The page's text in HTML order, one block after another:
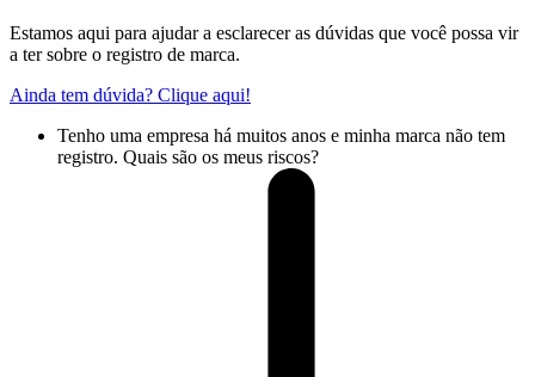
Estamos aqui para ajudar a esclarecer as dúvidas que você possa vir
a ter sobre o registro de marca.
Ainda tem dúvida? Clique aqui!
Tenho uma empresa há muitos anos e minha marca não tem
registro. Quais são os meus riscos?